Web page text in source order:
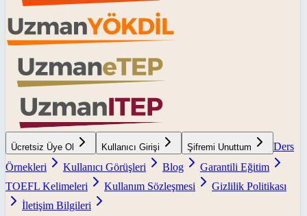
Ücretsiz Üye Ol Kullanıcı Girişi Şifremi Unuttum
Ders
Örnekleri
Kullanıcı Görüşleri Blog
Garantili Eğitim
TOEFL Kelimeleri
Kullanım Sözleşmesi
Gizlilik Politikası
İletişim Bilgileri